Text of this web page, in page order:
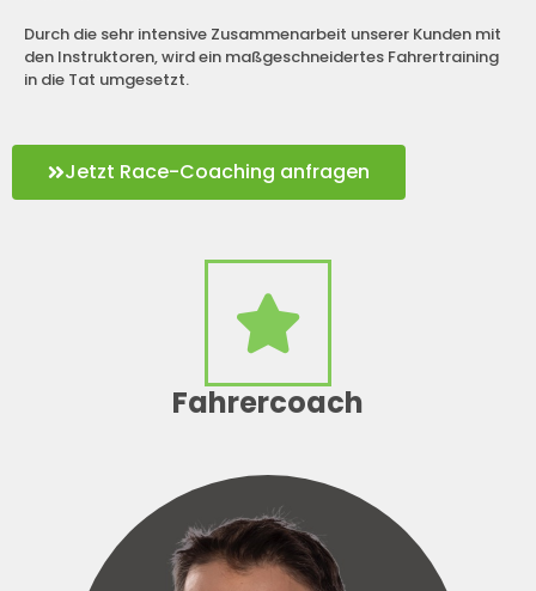
Durch die sehr intensive Zusammenarbeit unserer Kunden mit
den Instruktoren, wird ein maßgeschneidertes Fahrertraining
in die Tat umgesetzt.
Jetzt Race-Coaching anfragen
Fahrercoach